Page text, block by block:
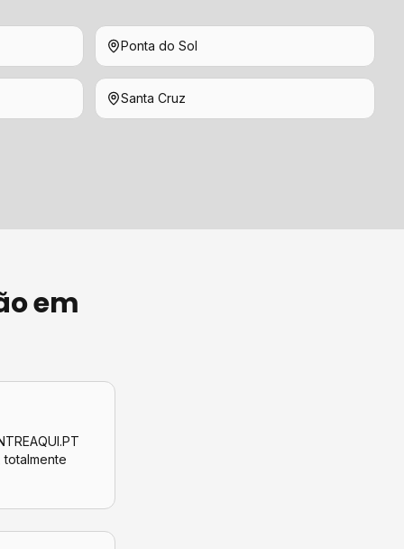
Ponta do Sol
Santa Cruz
em
, totalmente